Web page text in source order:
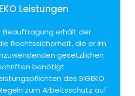
Leistungen
Beauftragung erhält der
Rechtssicherheit, die er im
gesetzlichen
benötigt.
des SIGEKO
zum Arbeitsschutz auf